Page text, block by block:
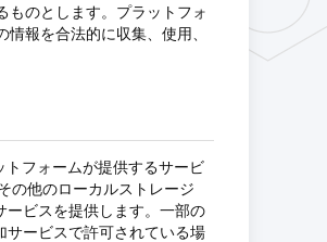
ものとします。プラットフォ
報を合法的に収集、使用、
トフォームが提供するサービ
の他のローカルストレージ
ービスを提供します。一部の
サービスで許可されている場